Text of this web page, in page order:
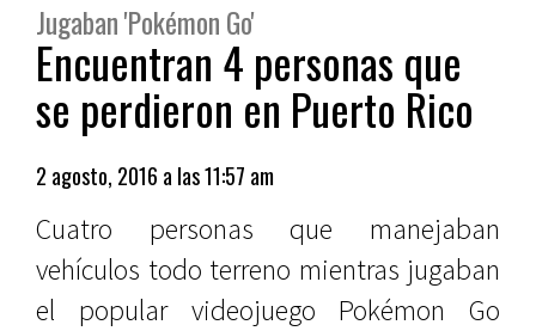
Jugaban 'Pokémon Go'
Encuentran 4 personas que
se perdieron en Puerto Rico
2 agosto, 2016 a las 11:57 am
Cuatro personas que manejaban
vehículos todo terreno mientras jugaban
el popular videojuego Pokémon Go